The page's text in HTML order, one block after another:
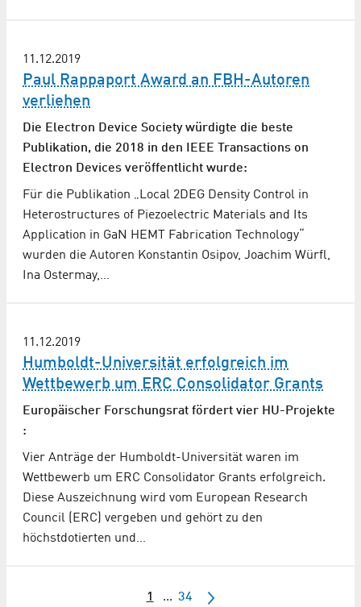
11.12.2019
Paul Rappaport Award an FBH-Autoren
verliehen
Die Electron Device Society würdigte die beste
Publikation, die 2018 in den IEEE Transactions on
Electron Devices veröffentlicht wurde:
Für die Publikation „Local 2DEG Density Control in
Heterostructures of Piezoelectric Materials and Its
Application in GaN HEMT Fabrication Technology“
wurden die Autoren Konstantin Osipov, Joachim Würfl,
Ina Ostermay,…
11.12.2019
Humboldt-Universität erfolgreich im
Wettbewerb um ERC Consolidator Grants
Europäischer Forschungsrat fördert vier HU-Projekte
:
Vier Anträge der Humboldt-Universität waren im
Wettbewerb um ERC Consolidator Grants erfolgreich.
Diese Auszeichnung wird vom European Research
Council (ERC) vergeben und gehört zu den
höchstdotierten und…
1 ... 34